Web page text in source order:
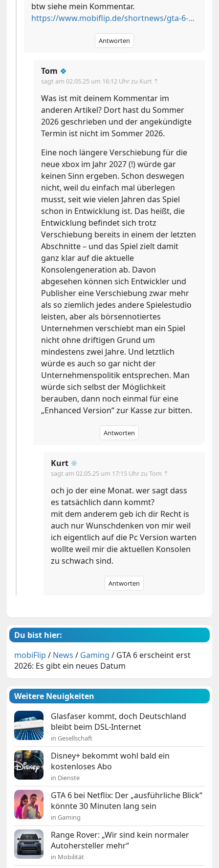
btw siehe mein Kommentar.
https://www.mobiflip.de/shortnews/gta-6-kommt-2025-ehemaliger-mitarbeiter-ist-sich-da-sehr-sicher/
Antworten
Tom 🍀
sagt am02.05.25 um 16:12 Uhrzu Kurt ⇡
Was ist mit deinem Kommentar im
anderen Artikel? Dort hast du Sommer
2026 geschrieben und der angekündigte
Termin ist nicht im Sommer 2026.
Eine noch längere Verschiebung für die
neue xbox im Jahr 2027 (!) würde gar
keinen Sinn ergeben. Schon deswegen
nicht, weil du einfach mal überlegen
musst, seit wie vielen Jahren das Spiel
schon in Entwicklung ist. Das heißt, die
Entwicklung befindet sich trotz
Verschiebung bereits in einem der letzten
Abschnitte – und das Spiel zielt damit
ganz klar auf die aktuelle
Konsolengeneration ab. Davon
abgesehen können sich Entwickler und
Publisher eine Verschiebung zwar mehr
als so ziemlich jedes andere Spielestudio
leisten, aber als börsennotiertes
Unternehmen verschiebt man ein Spiel
nicht ohne driftigen Grund um
mindestens zwei Jahre. Und letztlich
würde es auch so gar nicht der
Unternehmenspolitik entsprechen. Man
würde sich selbst der Möglichkeit
berauben, dann noch einmal für eine
„Enhanced Version“ zur Kasse zur bitten.
Antworten
Kurt 🔆
sagt am02.05.25 um 17:15 Uhrzu Tom ⇡
och jo der eine Monat. wer sagt dass
es tatsächlich dann kommt?
mit dem anderem geb ich dir Recht is
auch nur Wunschdenken von mir weil
ich eigentlich auf die Pc Version warten
wollte weil mir die aktuellen Konsolen
zu schwach sind.
Antworten
Du bist hier:
mobiFlip / News / Gaming / GTA 6 erscheint erst
2026: Es gibt ein neues Datum
Weitere Neuigkeiten
Glasfaser kommt, doch Deutschland
bleibt beim DSL-Internet
in Gesellschaft
Disney+ bekommt wohl bald ein
kostenloses Abo
in Dienste
GTA 6 bei Netflix: Der „ausführliche Blick“
könnte 30 Minuten lang sein
in Gaming
Range Rover: „Wir sind kein normaler
Autohersteller mehr“
in Mobilität